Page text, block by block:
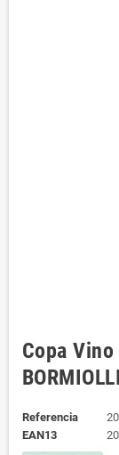
Copa
BORMIOLLI
Referencia
EAN13